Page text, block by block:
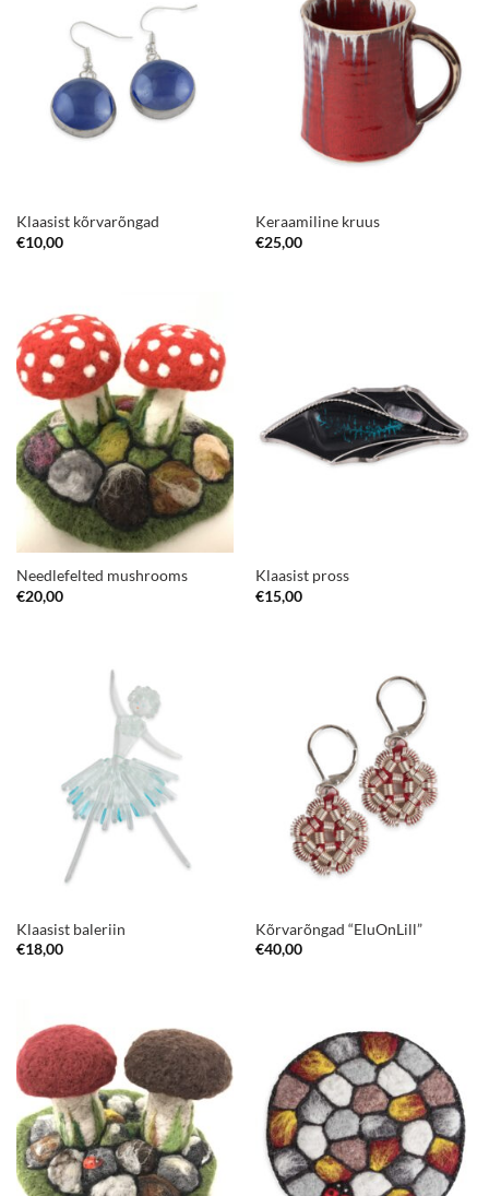
Klaasist kõrvarõngad
€10,00
Keraamiline kruus
€25,00
Needlefelted mushrooms
€20,00
Klaasist pross
€15,00
Klaasist baleriin
€18,00
Kõrvarõngad “EluOnLill”
€40,00